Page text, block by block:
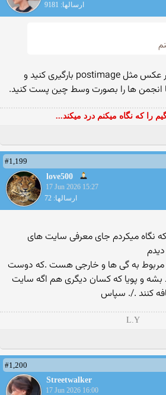
ارسالها: 9181
عکسها رو در یک آپلودسنتر عکس مثل postimage بارگیری کنید و
ها را بصورت وسط چین پست کنید.
را که نگاه میکنم درد میکند...
#1,199
love500
17 Jun 2026 15:27
ارسالها: 72
نگاه میکردم جای معرفی سایت های
مربوط به گی ها و خارجی هست .که دوست
بشه و پویا که کسان دیگری هم اگه سایت
کنند ./. سپاس
L.Y
#1,200
Streetwalker
17 Jun 2026 16:00